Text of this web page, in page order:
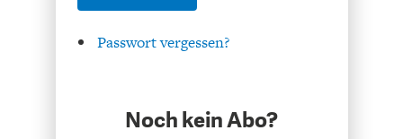
Passwort vergessen?
Noch kein Abo?